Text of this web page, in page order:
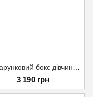
3 190 грн